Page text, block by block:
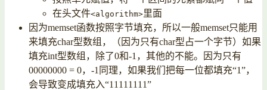
在头文件<algorithm>里面
因为memset函数按照字节填充，所以一般memset只能用
来填充char型数组，（因为只有char型占一个字节）如果
填充int型数组，除了0和-1，其他的不能。因为只有
00000000 = 0，-1同理，如果我们把每一位都填充“1”，
会导致变成填充入“11111111”